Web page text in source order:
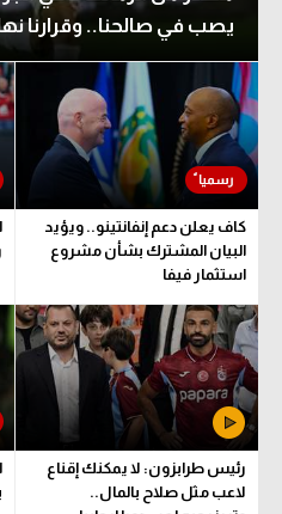
يصب في صالحنا.. وقرارنا
كاف يعلن دعم إنفانتينو.. ويؤيد
البيان المشترك بشأن مشروع
استثمار فيفا
رئيس طرابزون: لا يمكنك إقناع
لاعب مثل صلاح بالمال..